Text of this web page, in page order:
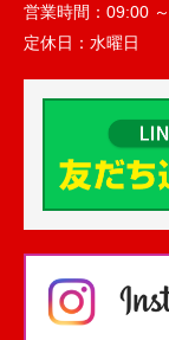
営業時間： 09:00
定休日： 水曜日